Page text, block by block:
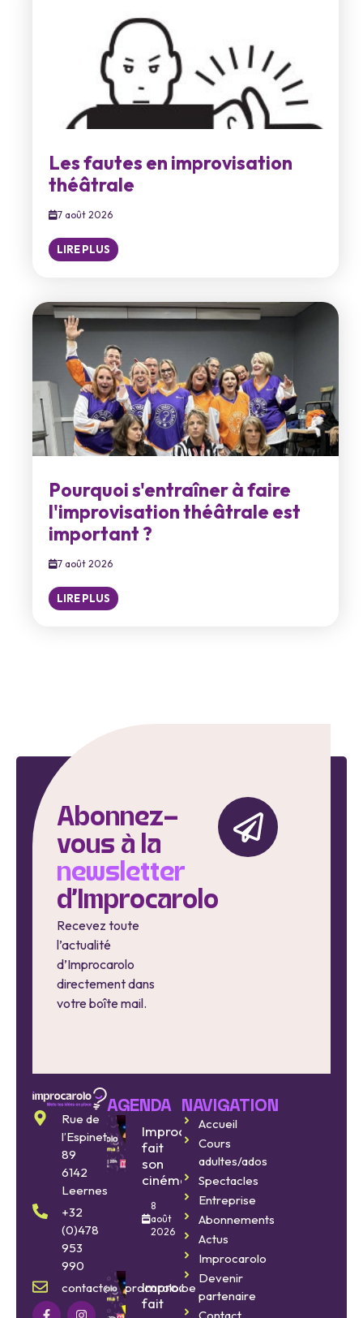
Les fautes en improvisation
théâtrale
7 août 2026
LIRE PLUS
Pourquoi s'entraîner à faire
l'improvisation théâtrale est
important ?
7 août 2026
LIRE PLUS
Abonnez-
vous à la
newsletter
d'Improcarolo
Recevez toute
l’actualité
d’Improcarolo
directement dans
votre boîte mail.
Rue de
l’Espinette
89
6142
Leernes
+32
(0)478
953
990
contact@improcarolo.be
AGENDA
Improcarolo
fait
son
cinéma
8
août
2026
Improcarolo
fait
NAVIGATION
Accueil
Cours
adultes/ados
Spectacles
Entreprise
Abonnements
Actus
Improcarolo
Devenir
partenaire